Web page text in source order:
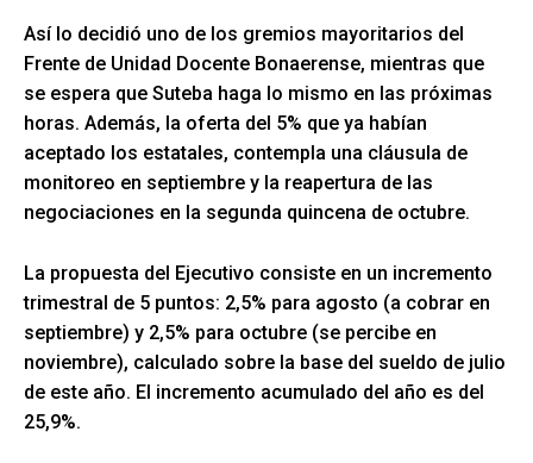
Así lo decidió uno de los gremios mayoritarios del
Frente de Unidad Docente Bonaerense, mientras que
se espera que Suteba haga lo mismo en las próximas
horas. Además, la oferta del 5% que ya habían
aceptado los estatales, contempla una cláusula de
monitoreo en septiembre y la reapertura de las
negociaciones en la segunda quincena de octubre.
La propuesta del Ejecutivo consiste en un incremento
trimestral de 5 puntos: 2,5% para agosto (a cobrar en
septiembre) y 2,5% para octubre (se percibe en
noviembre), calculado sobre la base del sueldo de julio
de este año. El incremento acumulado del año es del
25,9%.